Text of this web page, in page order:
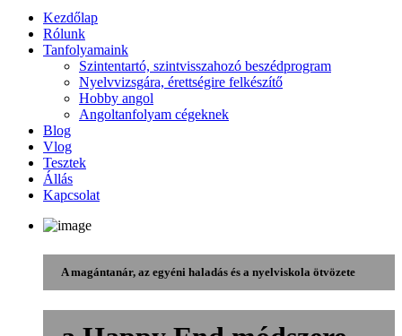
navigationKezdőlap
Rólunk
Tanfolyamaink
Szintentartó, szintvisszahozó beszédprogram
Nyelvvizsgára, érettségire felkészítő
Hobby angol
Angoltanfolyam cégeknek
Blog
Vlog
Tesztek
Állás
Kapcsolat
A magántanár, az egyéni haladás és a nyelviskola ötvözete